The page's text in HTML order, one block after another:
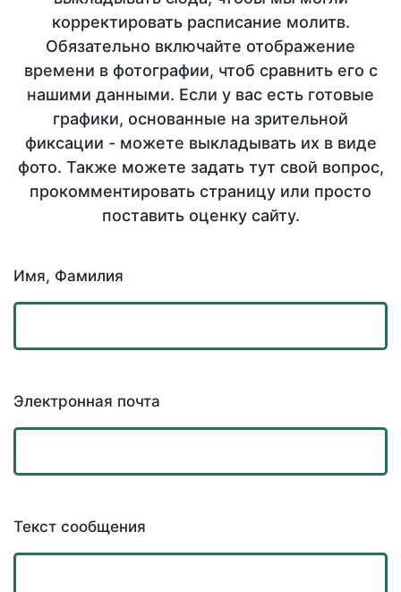
корректировать расписание молитв.
Обязательно включайте отображение
времени в фотографии, чтоб сравнить его с
нашими данными. Если у вас есть готовые
графики, основанные на зрительной
фиксации - можете выкладывать их в виде
фото. Также можете задать тут свой вопрос,
прокомментировать страницу или просто
поставить оценку сайту.
Имя, Фамилия
Электронная почта
Текст сообщения